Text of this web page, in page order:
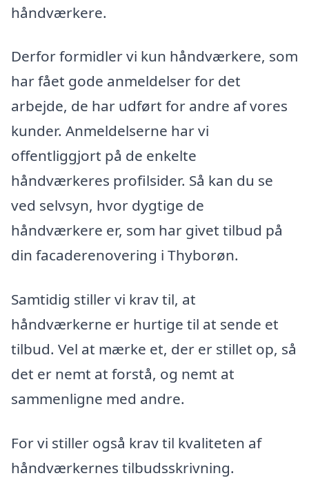
håndværkere.
Derfor formidler vi kun håndværkere, som
har fået gode anmeldelser for det
arbejde, de har udført for andre af vores
kunder. Anmeldelserne har vi
offentliggjort på de enkelte
håndværkeres profilsider. Så kan du se
ved selvsyn, hvor dygtige de
håndværkere er, som har givet tilbud på
din facaderenovering i Thyborøn.
Samtidig stiller vi krav til, at
håndværkerne er hurtige til at sende et
tilbud. Vel at mærke et, der er stillet op, så
det er nemt at forstå, og nemt at
sammenligne med andre.
For vi stiller også krav til kvaliteten af
håndværkernes tilbudsskrivning.